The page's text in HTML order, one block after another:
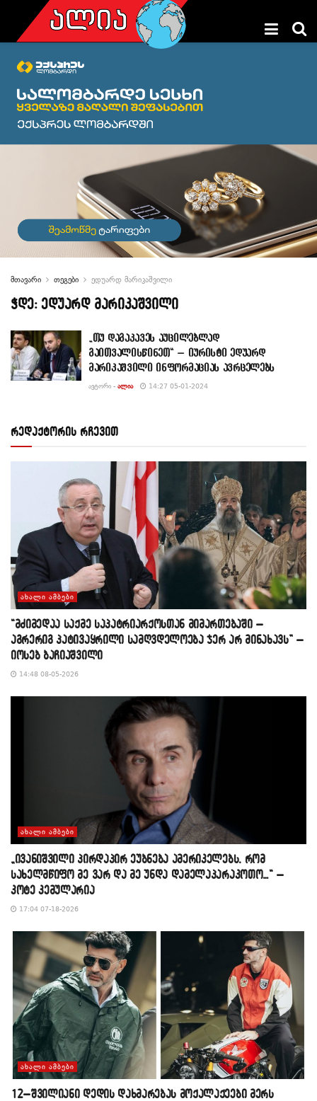
მთავარი თეგები ედუარდ მარიკაშვილი
ჭდე: ედუარდ მარიკაშვილი
„თუ დაგაკავეს აუცილებლად
გაითვალისწინეთ“ – იურისტი ედუარდ
მარიკაშვილი ინფორმაციას ავრცელებს
ᲐᲕᲢᲝᲠᲘ - ᲐᲚᲘᲐ 14:27 05-01-2024
რედაქტორის რჩევით
ᲐᲮᲐᲚᲘ ᲐᲛᲑᲔᲑᲘ
“მძიმედაა საქმე საპატრიარქოსთან მიმართებაში –
აგრერიგ პატივაყრილი სამღვდელოება ჯერ არ მინახავს” –
იოსებ ბაჩიაშვილი
14:48 08-05-2026
ᲐᲮᲐᲚᲘ ᲐᲛᲑᲔᲑᲘ
„ივანიშვილი პირდაპირ ეუბნება ამერიკელებს, რომ
სახელმწიფო მე ვარ და მე უნდა დამელაპარაკოთო…“ –
კოტე კემულარია
17:04 07-18-2026
ᲐᲮᲐᲚᲘ ᲐᲛᲑᲔᲑᲘ
12–შვილიანი დედის დახმარებას მოქალაქეები მერს